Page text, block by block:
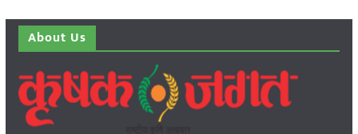
About Us